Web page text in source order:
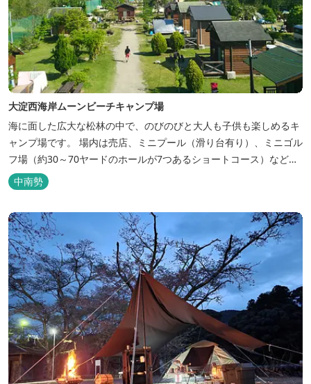
大淀西海岸ムーンビーチキャンプ場
海に面した広大な松林の中で、のびのびと大人も子供も楽しめるキ
ャンプ場です。 場内は売店、ミニプール（滑り台有り）、ミニゴル
フ場（約30～70ヤードのホールが7つあるショートコース）なども
あります。 目の前の海では、海水浴など安心して楽しめます。周辺
観光地には、伊勢志摩国立公園の玄関口にあたります。
中南勢